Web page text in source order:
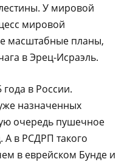
У мировой
мировой
масштабные планы,
в Эрец-Исраэль.
в России.
назначенных
очередь пушечное
А в РСДРП такого
в еврейском Бунде и